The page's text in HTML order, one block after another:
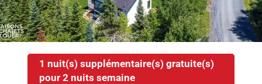
1 nuit(s) supplémentaire(s) gratuite(s)
pour 2 nuits semaine